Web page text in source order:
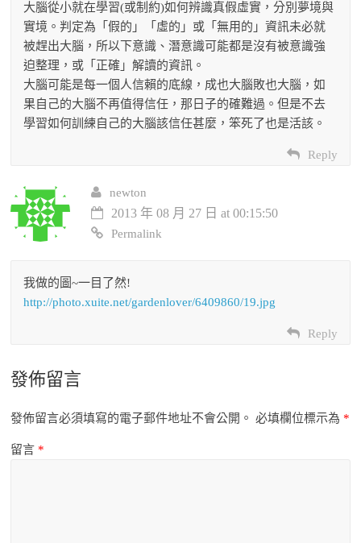
大腦從小就在學習(或制約)如何辨識真假虛實，分別夢境與
實境。判定為「假的」「虛的」或「無用的」資訊未必就
被趕出大腦，所以下意識、潛意識可能都是沒有被意識強
迫整理，或「正確」解讀的資訊。
大腦可能是每一個人信賴的底線，成也大腦敗也大腦，如
果自己的大腦不再值得信任，那日子的確難過。但是不去
學習如何訓練自己的大腦該信任甚麼，笨死了也是活該。
Reply
newton
2013 年 08 月 27 日 at 00:15:50
Permalink
我做的圖~一目了然!
http://photo.xuite.net/gardenlover/6409860/19.jpg
Reply
發佈留言
發佈留言必須填寫的電子郵件地址不會公開。 必填欄位標示為 *
留言 *